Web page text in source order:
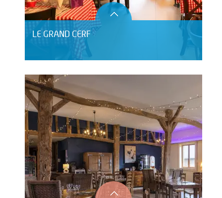
LE GRAND CERF